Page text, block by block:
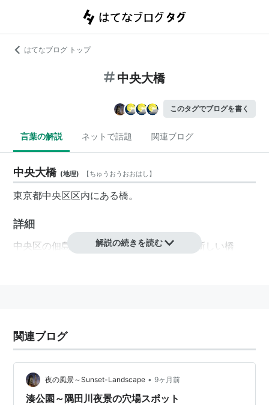
はてなブログ トップ
中央大橋
このタグでブログを書く
言葉の解説 ネットで話題 関連ブログ
中央大橋 (地理) 【ちゅうおうおおはし 】
東京都中央区区内にある橋。
詳細
中央区の佃島と新川を結ぶ隅田川では最も新しい橋
GOODLUCK!! 3,7,8話
など
解説の続きを読む
関連ブログ
夜の風景～Sunset-Landscape • 9ヶ月前
湊公園～隅田川夜景の穴場スポット